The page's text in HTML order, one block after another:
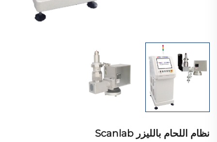
نظام اللحام بالليزر Scanlab